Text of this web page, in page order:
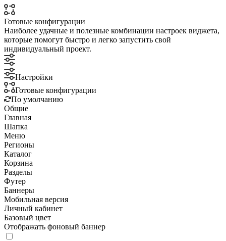
Готовые конфигурации
Наиболее удачные и полезные комбинации настроек виджета,
которые помогут быстро и легко запустить свой
индивидуальный проект.
Настройки
Готовые конфигурации
По умолчанию
Общие
Главная
Шапка
Меню
Регионы
Каталог
Корзина
Разделы
Футер
Баннеры
Мобильная версия
Личный кабинет
Базовый цвет
Отображать фоновый баннер